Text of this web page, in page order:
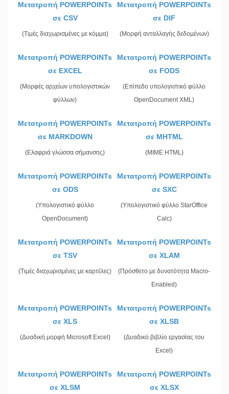
Μετατροπή POWERPOINTs
σε CSV
(Τιμές διαχωρισμένες με κόμμα)
Μετατροπή POWERPOINTs
σε DIF
(Μορφή ανταλλαγής δεδομένων)
Μετατροπή POWERPOINTs
σε EXCEL
(Μορφές αρχείων υπολογιστικών
φύλλων)
Μετατροπή POWERPOINTs
σε FODS
(Επίπεδο υπολογιστικό φύλλο
OpenDocument XML)
Μετατροπή POWERPOINTs
σε MARKDOWN
(Ελαφριά γλώσσα σήμανσης)
Μετατροπή POWERPOINTs
σε MHTML
(MIME HTML)
Μετατροπή POWERPOINTs
σε ODS
(Υπολογιστικό φύλλο
OpenDocument)
Μετατροπή POWERPOINTs
σε SXC
(Υπολογιστικό φύλλο StarOffice
Calc)
Μετατροπή POWERPOINTs
σε TSV
(Τιμές διαχωρισμένες με καρτέλες)
Μετατροπή POWERPOINTs
σε XLAM
(Πρόσθετο με δυνατότητα Macro-
Enabled)
Μετατροπή POWERPOINTs
σε XLS
(Δυαδική μορφή Microsoft Excel)
Μετατροπή POWERPOINTs
σε XLSB
(Δυαδικό βιβλίο εργασίας του
Excel)
Μετατροπή POWERPOINTs
σε XLSM
Μετατροπή POWERPOINTs
σε XLSX